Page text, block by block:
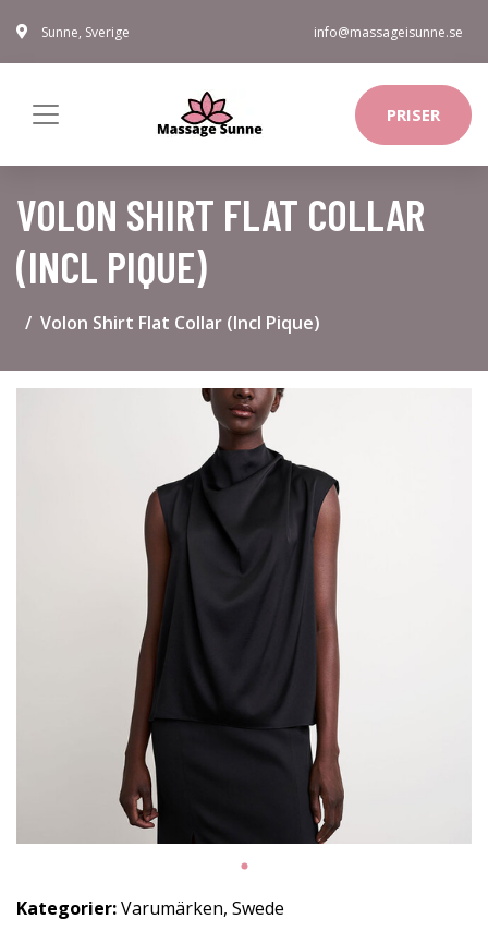
Sunne, Sverige info@massageisunne.se
PRISER
VOLON SHIRT FLAT COLLAR
(INCL PIQUE)
Volon Shirt Flat Collar (Incl Pique)
Kategorier:Varumärken, Swede